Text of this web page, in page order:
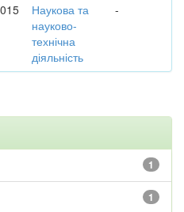
Наукова та
науково-
технічна
діяльність
-
1
1